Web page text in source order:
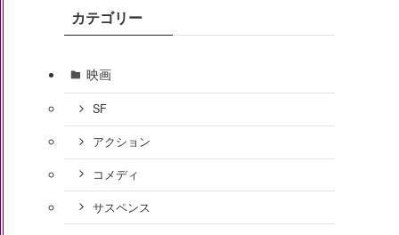
カテゴリー
映画
SF
アクション
コメディ
サスペンス